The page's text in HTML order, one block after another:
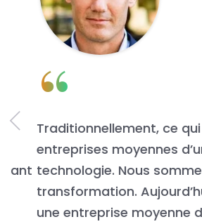
“
Traditionnellement, ce qui
entreprises moyennes d’une
technologie. Nous sommes
transformation. Aujourd’hui,
une entreprise moyenne